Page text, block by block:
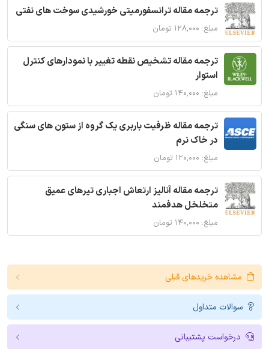
ترجمه مقاله ترانسفورمیتی خورشیدی سوخت های نفتی
مبلغ: ۱۲۸,۰۰۰ تومان
ترجمه مقاله تشخیص نقطه تغییر با نمودارهای کنترل
استوار
مبلغ: ۱۴۰,۰۰۰ تومان
ترجمه مقاله ظرفیت باربری یک گروه از ستون های سنگی
در خاک نرم
مبلغ: ۱۲۰,۰۰۰ تومان
ترجمه مقاله آنالیز ارتعاش اجباری تیرهای عمیق
متخلخل هدفمند
مبلغ: ۱۴۰,۰۰۰ تومان
مشاهده خریدهای قبلی
سوالات متداول
درخواست پشتیبانی